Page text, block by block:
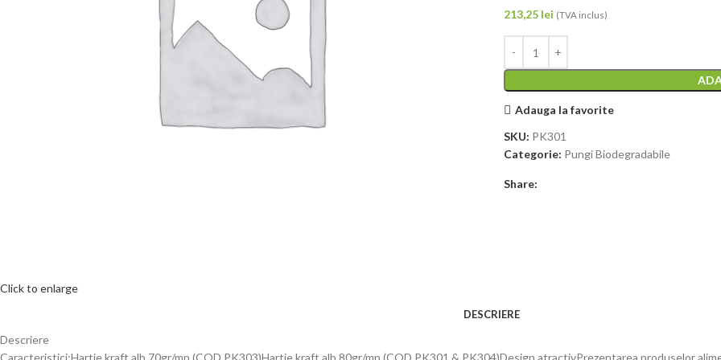
Click to enlarge
213,25 lei (TVA inclus)
Adauga la favorite
SKU: PK301
Categorie: Pungi Biodegradabile
Share:
DESCRIERE
Descriere